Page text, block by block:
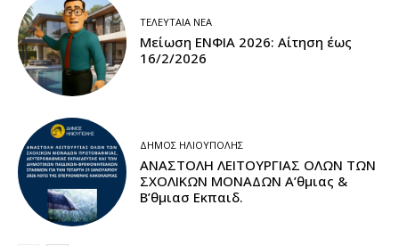
ΤΕΛΕΥΤΑΊΑ ΝΈΑ
Μείωση ΕΝΦΙΑ 2026: Αίτηση έως
16/2/2026
ΔΉΜΟΣ ΗΛΙΟΎΠΟΛΗΣ
ΑΝΑΣΤΟΛΗ ΛΕΙΤΟΥΡΓΙΑΣ ΟΛΩΝ ΤΩΝ
ΣΧΟΛΙΚΩΝ ΜΟΝΑΔΩΝ A’θμιας &
Β’θμιασ Εκπαιδ.